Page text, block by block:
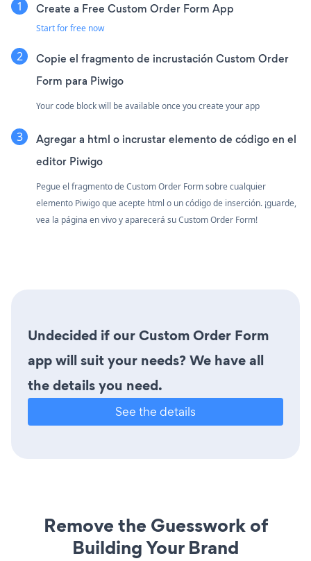
Create a Free Custom Order Form App
Start for free now
Copie el fragmento de incrustación Custom Order
Form para Piwigo
Your code block will be available once you create your app
Agregar a html o incrustar elemento de código en el
editor Piwigo
Pegue el fragmento de Custom Order Form sobre cualquier
elemento Piwigo que acepte html o un código de inserción. ¡guarde,
vea la página en vivo y aparecerá su Custom Order Form!
Undecided if our Custom Order Form
app will suit your needs? We have all
the details you need.
See the details
Remove the Guesswork of
Building Your Brand